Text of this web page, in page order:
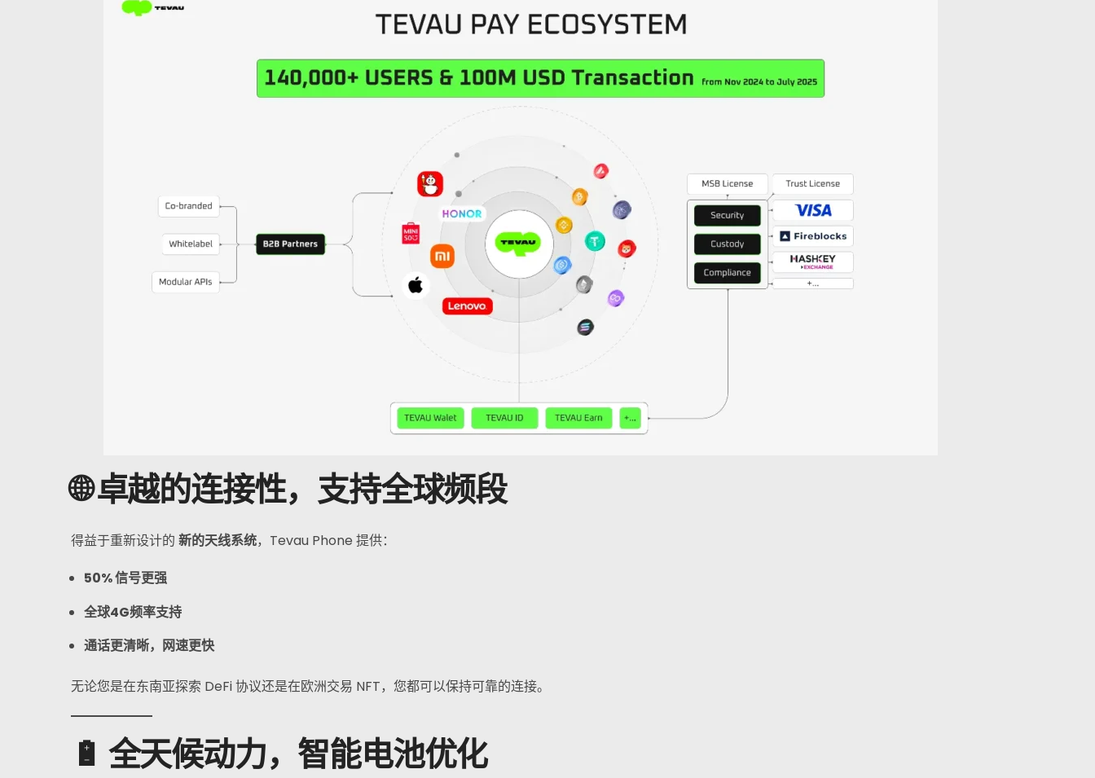
中文
联系方式
地址：
主要：香港
关联公司：马来西亚
电话：
+6011 5888 4061
电报
我们的专业知识以及对网页设计的热情使我们有别于其他机
构。
Instagram 叽叽喳喳
🌐 卓越的连接性，支持全球频段
得益于重新设计的 新的天线系统，Tevau Phone 提供：
50% 信号更强
全球4G频率支持
通话更清晰，网速更快
无论您是在东南亚探索 DeFi 协议还是在欧洲交易 NFT，您都可以保持可靠的连接。
🔋 全天候动力，智能电池优化